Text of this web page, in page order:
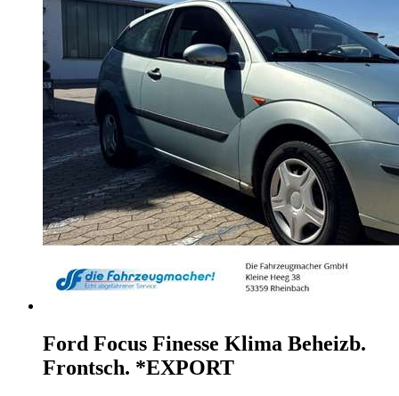
Ford Focus Finesse Klima Beheizb.
Frontsch. *EXPORT